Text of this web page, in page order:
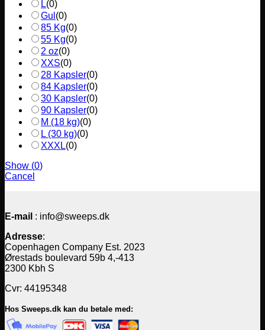
L(0)
Gul (0)
85 Kg(0)
55 Kg(0)
2 oz(0)
XXS(0)
28 Kapsler(0)
84 Kapsler(0)
30 Kapsler(0)
90 Kapsler(0)
M (18 kg)(0)
L (30 kg)(0)
XXXL(0)
Show (0)
Cancel
E-mail : info@sweeps.dk
Adresse:
Copenhagen Company Est. 2023
Ørestads boulevard 59b 4,-413
2300 Kbh S
Cvr: 44195348
Hos Sweeps.dk kan du betale med: